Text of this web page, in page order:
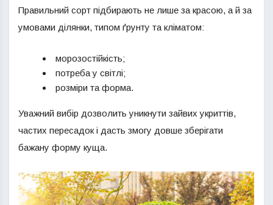
Правильний сорт підбирають не лише за красою, а й за
умовами ділянки, типом ґрунту та кліматом:
морозостійкість;
потреба у світлі;
розміри та форма.
Уважний вибір дозволить уникнути зайвих укриттів,
частих пересадок і дасть змогу довше зберігати
бажану форму куща.